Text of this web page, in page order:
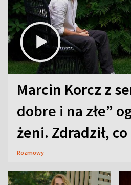
Marcin Korcz z
dobre i na złe”
żeni. Zdradził,
Rozmowy